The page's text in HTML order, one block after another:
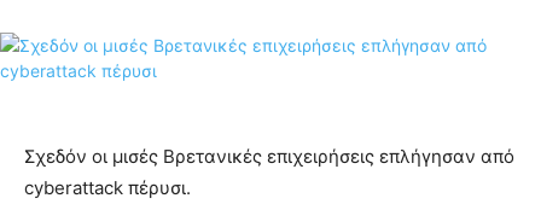
Σχεδόν οι μισές Βρετανικές επιχειρήσεις επλήγησαν από
cyberattack πέρυσι.